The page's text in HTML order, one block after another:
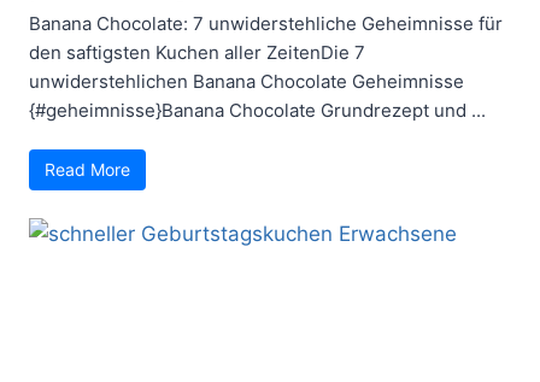
Banana Chocolate: 7 unwiderstehliche Geheimnisse für
den saftigsten Kuchen aller ZeitenDie 7
unwiderstehlichen Banana Chocolate Geheimnisse
{#geheimnisse}Banana Chocolate Grundrezept und ...
Read More